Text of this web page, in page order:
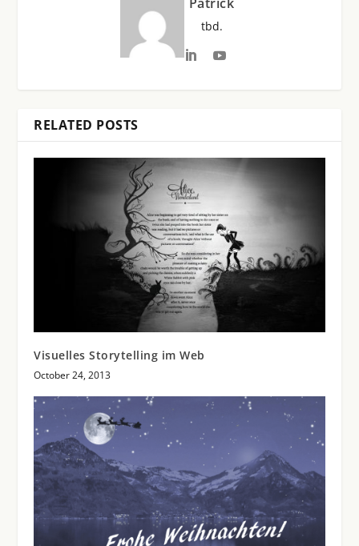
Patrick
tbd.
RELATED POSTS
Visuelles Storytelling im Web
October 24, 2013